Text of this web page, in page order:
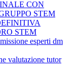
CON
STEM
STEM
esperti dm
valutazione tutor